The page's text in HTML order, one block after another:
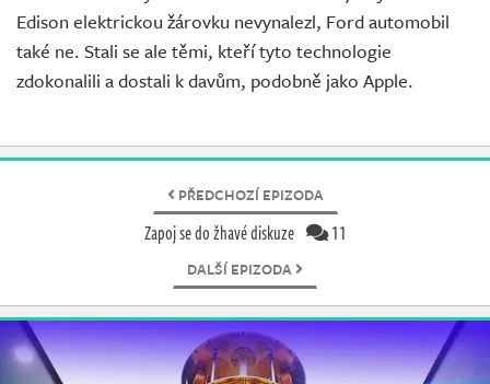
Edison elektrickou žárovku nevynalezl, Ford automobil
také ne. Stali se ale těmi, kteří tyto technologie
zdokonalili a dostali k davům, podobně jako Apple.
PŘEDCHOZÍ EPIZODA
Zapoj se do žhavé diskuze 11
DALŠÍ EPIZODA